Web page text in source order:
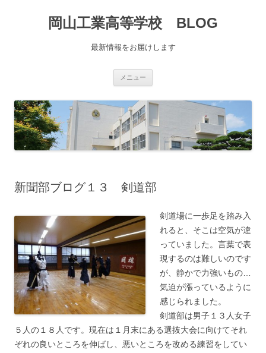
岡山工業高等学校 BLOG
最新情報をお届けします
メニュー
新聞部ブログ１３ 剣道部
剣道場に一歩足を踏み入
れると、そこは空気が違
っていました。言葉で表
現するのは難しいのです
が、静かで力強いもの…
気迫が漲っているように
感じられました。
剣道部は男子１３人女子
５人の１８人です。現在は１月末にある選抜大会に向けてそれ
ぞれの良いところを伸ばし、悪いところを改める練習をしてい